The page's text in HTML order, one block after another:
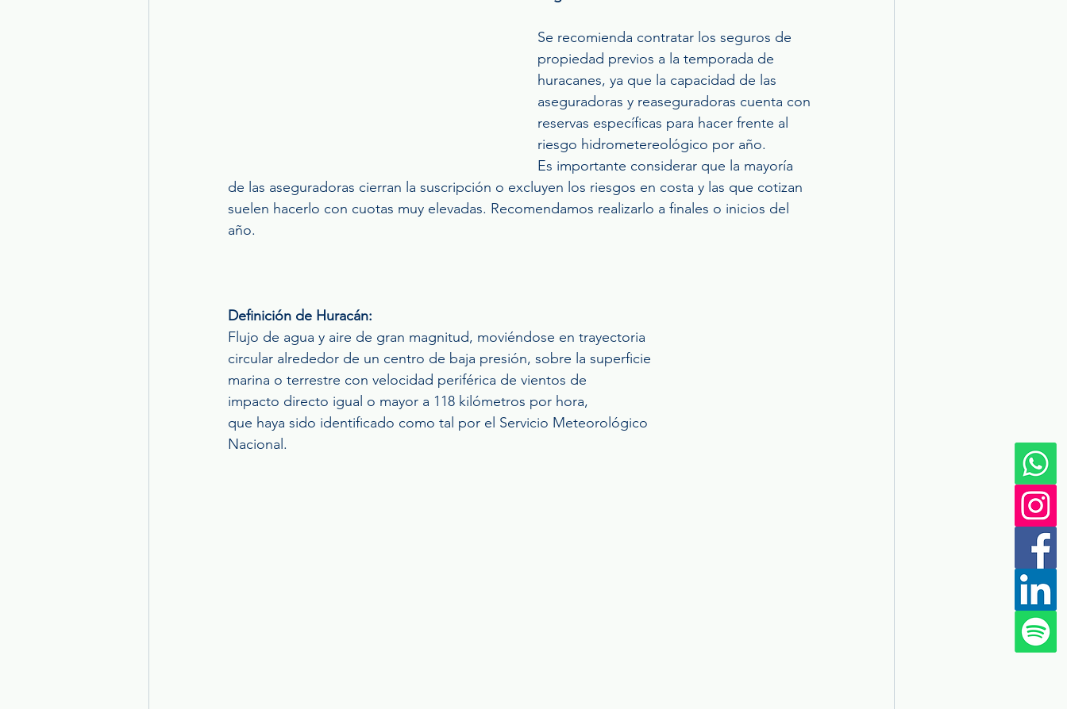
Se recomienda contratar los seguros de
propiedad previos a la temporada de
huracanes, ya que la capacidad de las
aseguradoras y reaseguradoras cuenta con
reservas específicas para hacer frente al
riesgo hidrometereológico por año.
Es importante considerar que la mayoría
de las aseguradoras cierran la suscripción o excluyen los riesgos en costa y las que cotizan
suelen hacerlo con cuotas muy elevadas. Recomendamos realizarlo a finales o inicios del
año.
Definición de Huracán:
Flujo de agua y aire de gran magnitud, moviéndose en trayectoria
circular alrededor de un centro de baja presión, sobre la superficie
marina o terrestre con velocidad periférica de vientos de
impacto directo igual o mayor a 118 kilómetros por hora,
que haya sido identificado como tal por el Servicio Meteorológico
Nacional.